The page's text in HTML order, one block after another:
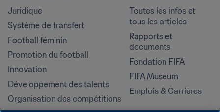
Juridique
Système de transfert
Football féminin
Promotion du football
Innovation
Développement des talents
Organisation des compétitions
Toutes les infos et
tous les articles
Rapports et
documents
Fondation FIFA
FIFA Museum
Emplois & Carrières